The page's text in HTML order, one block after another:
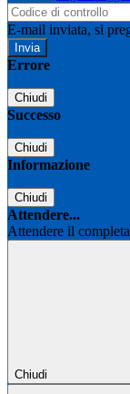
E-mail inviata, si
Errore
Chiudi
Successo
Chiudi
Informazione
Chiudi
Attendere...
Attendere il
Chiudi